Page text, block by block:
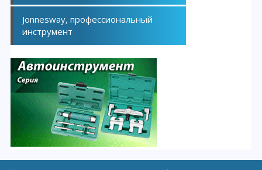
Jonnesway, профессиональный
инструмент